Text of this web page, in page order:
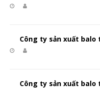
Công ty sản xuất balo
Công ty sản xuất balo